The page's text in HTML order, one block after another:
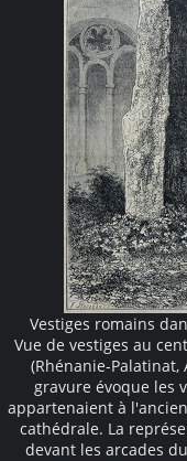
Vestiges romains
Vue de vestiges au
(Rhénanie-Palatinat,
gravure évoque les
appartenaient à
cathédrale. La
devant les arcades